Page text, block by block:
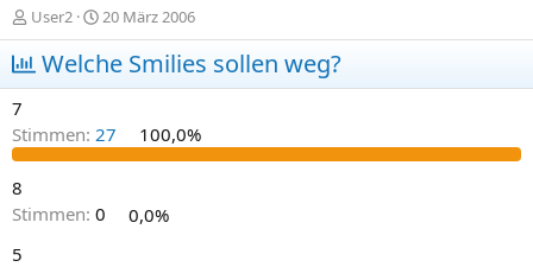
E
r
s
t
l
e
User2
E
r
s
t
l
t
m
20 März 2006
Welche Smilies sollen weg?
7
Stimmen: 27 100,0%
8
Stimmen: 0
0,0%
5